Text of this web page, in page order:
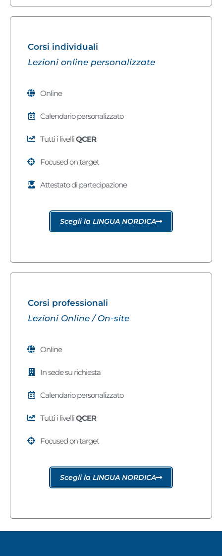
Corsi individuali
Lezioni online personalizzate
Online
Calendario personalizzato
Tutti i livelliQCER
Focused on target
Attestato di partecipazione
Scegli la LINGUA NORDICA
Corsi professionali
Lezioni Online / On-site
Online
In sede su richiesta
Calendario personalizzato
Tutti i livelliQCER
Focused on target
Scegli la LINGUA NORDICA